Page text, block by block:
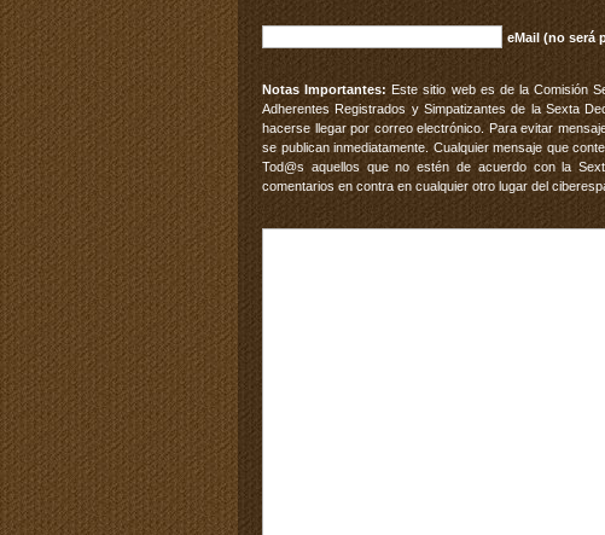
eMail (no será
Notas Importantes: Este sitio web es de la Comisión
Adherentes Registrados y Simpatizantes de la Sexta
hacerse llegar por correo electrónico. Para evitar
se publican inmediatamente. Cualquier mensaje que
Tod@s aquellos que no estén de acuerdo con la
comentarios en contra en cualquier otro lugar del